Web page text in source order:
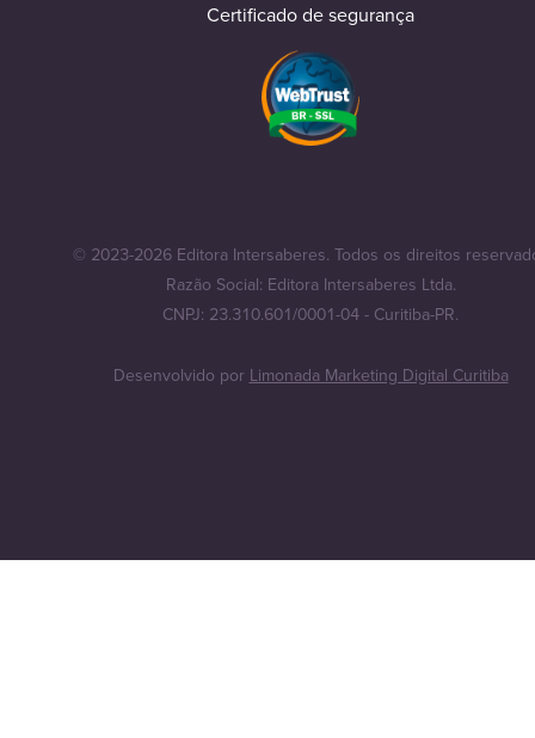
Certificado de segurança
© 2023-2026 Editora Intersaberes. Todos os direitos
Razão Social: Editora Intersaberes Ltda.
CNPJ: 23.310.601/0001-04 - Curitiba-PR.
Desenvolvido por Limonada Marketing Digital Curitiba